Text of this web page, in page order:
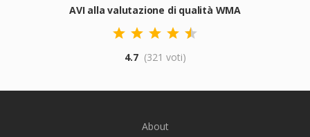
AVI alla valutazione di qualità WMA
4.7 (321 voti)
About